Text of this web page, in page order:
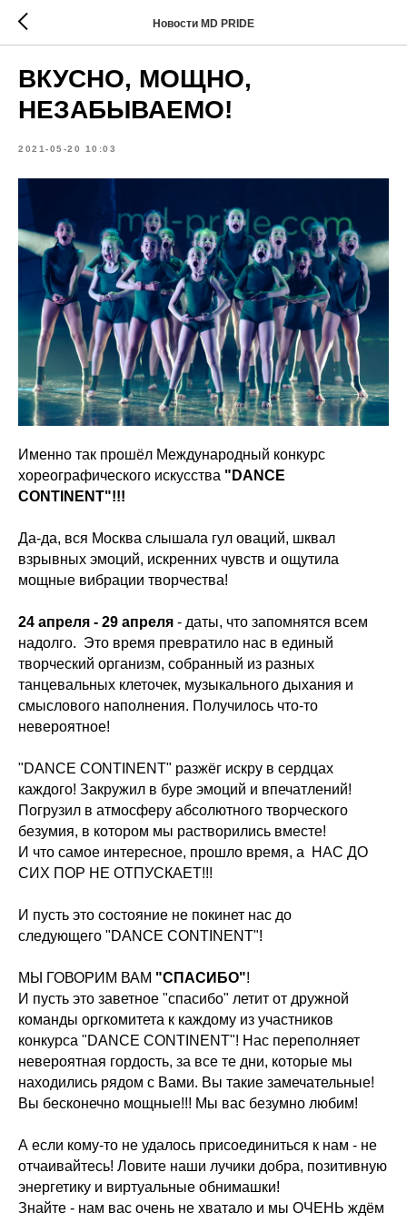
Новости MD PRIDE
ВКУСНО, МОЩНО,
НЕЗАБЫВАЕМО!
2021-05-20 10:03
Именно так прошёл Международный конкурс
хореографического искусства "DANCE
CONTINENT"!!!
Да-да, вся Москва слышала гул оваций, шквал
взрывных эмоций, искренних чувств и ощутила
мощные вибрации творчества!
24 апреля - 29 апреля - даты, что запомнятся всем
надолго. Это время превратило нас в единый
творческий организм, собранный из разных
танцевальных клеточек, музыкального дыхания и
смыслового наполнения. Получилось что-то
невероятное!
"DANCE CONTINENT" разжёг искру в сердцах
каждого! Закружил в буре эмоций и впечатлений!
Погрузил в атмосферу абсолютного творческого
безумия, в котором мы растворились вместе!
И что самое интересное, прошло время, а НАС ДО
СИХ ПОР НЕ ОТПУСКАЕТ!!!
И пусть это состояние не покинет нас до
следующего "DANCE CONTINENT"!
МЫ ГОВОРИМ ВАМ "СПАСИБО"!
И пусть это заветное "спасибо" летит от дружной
команды оргкомитета к каждому из участников
конкурса "DANCE CONTINENT"! Нас переполняет
невероятная гордость, за все те дни, которые мы
находились рядом с Вами. Вы такие замечательные!
Вы бесконечно мощные!!! Мы вас безумно любим!
А если кому-то не удалось присоединиться к нам - не
отчаивайтесь! Ловите наши лучики добра, позитивную
энергетику и виртуальные обнимашки!
Знайте - нам вас очень не хватало и мы ОЧЕНЬ ждём